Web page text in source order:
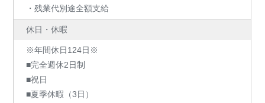
・残業代別途全額支給
休日・休暇
※年間休日124日※
■完全週休2日制
■祝日
■夏季休暇（3日）